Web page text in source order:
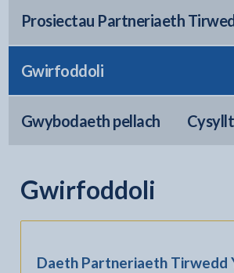
Prosiectau Partneriaeth
Gwirfoddoli
Gwybodaeth pellach
Gwirfoddoli
Daeth Partneriaeth Tirwedd